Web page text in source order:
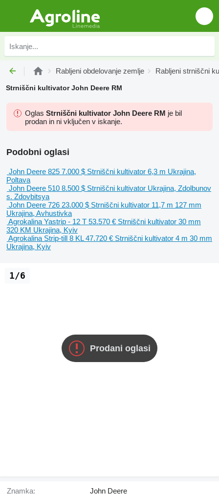
Rabljeni obdelovanje zemlje Rabljeni strniščni
Strniščni kultivator John Deere RM
Oglas Strniščni kultivator John Deere RM je bil
prodan in ni vključen v iskanje.
Podobni oglasi
John Deere 825 7.000 $ Strniščni kultivator 6,3 m Ukrajina,
Poltava
John Deere 510 8.500 $ Strniščni kultivator Ukrajina, Zdolbunov
s. Zdovbitsya
John Deere 726 23.000 $ Strniščni kultivator 11,7 m 127 mm
Ukrajina, Avhustivka
Agrokalina Yastrip - 12 T 53.570 € Strniščni kultivator 30 mm
320 KM Ukrajina, Kyiv
Agrokalina Strip-till 8 KL 47.720 € Strniščni kultivator 4 m 30 mm
Ukrajina, Kyiv
Prodani oglasi
1/6
Znamka: John Deere